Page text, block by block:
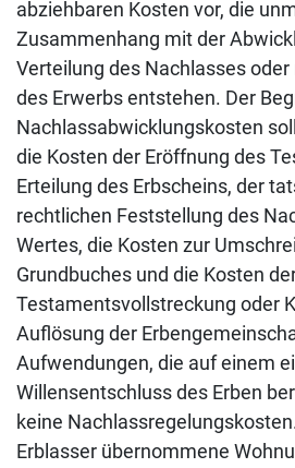
abziehbaren Kosten vor, die
Zusammenhang mit der
Verteilung des Nachlasses
des Erwerbs entstehen. Der
Nachlassabwicklungskosten
die Kosten der Eröffnung des
Erteilung des Erbscheins, der
rechtlichen Feststellung des
Wertes, die Kosten zur
Grundbuches und die Kosten
Testamentsvollstreckung oder
Auflösung der
Aufwendungen, die auf einem
Willensentschluss des Erben
keine
Erblasser übernommene